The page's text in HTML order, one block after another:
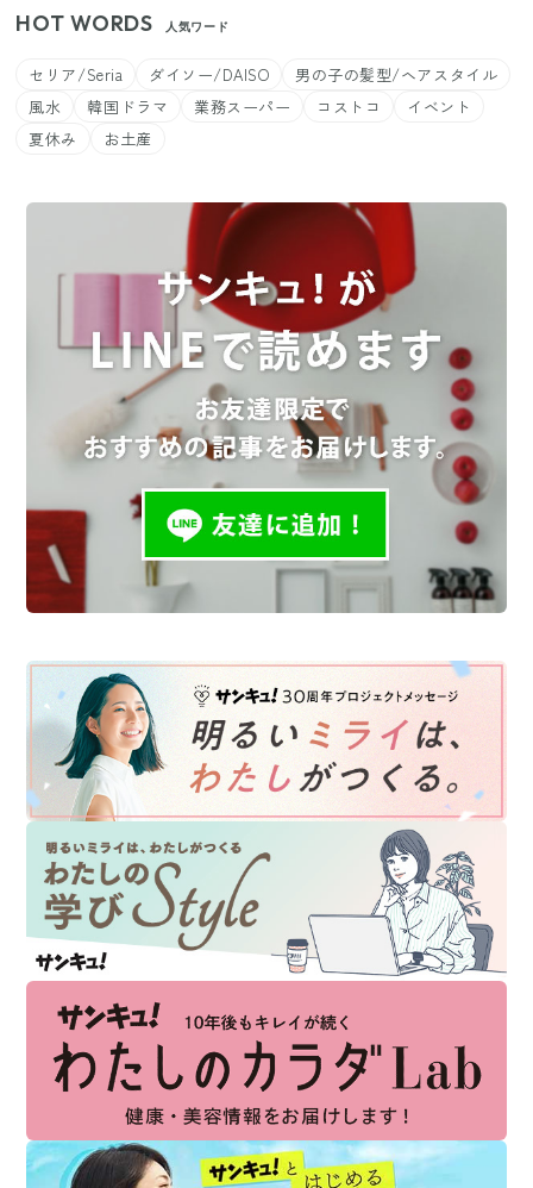
HOT WORDS 人気ワード
セリア/Seria ダイソー/DAISO
男の子の髪型/ヘアスタイル
風水
韓国ドラマ 業務スーパー コストコ
イベント
夏休み
お土産